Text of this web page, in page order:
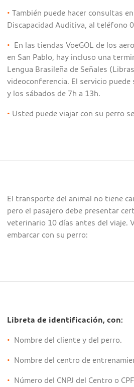
• También puede hacer consultas
Discapacidad Auditiva, al teléfono
•
En las tiendas VoeGOL de los
en San Pablo, hay incluso una
Lengua Brasileña de Señales
videoconferencia. El servicio
y los sábados de 7h a 13h.
• Usted puede viajar con su perro
El transporte del animal no tiene
pero el pasajero debe presentar
veterinario 10 días antes del viaje.
embarcar con su perro:
Libreta de identificación, con:
• Nombre del cliente y del perro.
• Nombre del centro de
• Número del CNPJ del Centro o